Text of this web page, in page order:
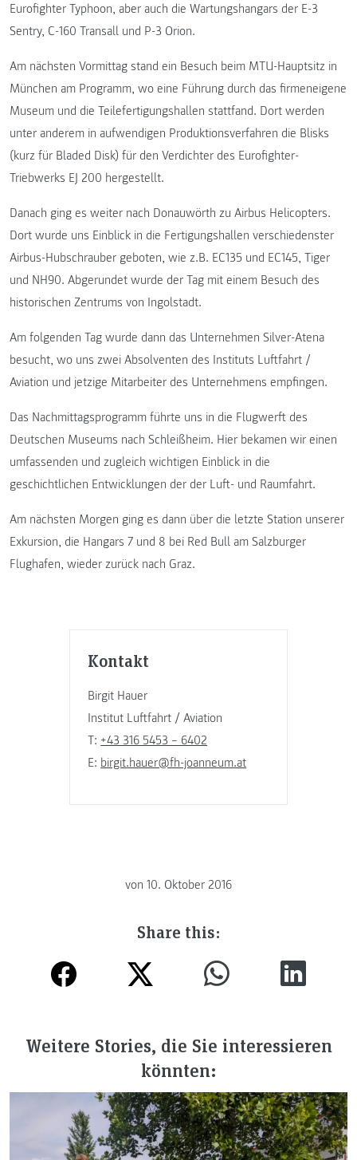
Kontakt
Birgit Hauer
Institut Luftfahrt / Aviation
T: +43 316 5453 – 6402
E: birgit.hauer@fh-joanneum.at
Eurofighter Typhoon, aber auch die Wartungshangars der E-3
Sentry, C-160 Transall und P-3 Orion.
Am nächsten Vormittag stand ein Besuch beim MTU-Hauptsitz in
München am Programm, wo eine Führung durch das firmeneigene
Museum und die Teilefertigungshallen stattfand. Dort werden
unter anderem in aufwendigen Produktionsverfahren die Blisks
(kurz für Bladed Disk) für den Verdichter des Eurofighter-
Triebwerks EJ 200 hergestellt.
Danach ging es weiter nach Donauwörth zu Airbus Helicopters.
Dort wurde uns Einblick in die Fertigungshallen verschiedenster
Airbus-Hubschrauber geboten, wie z.B. EC135 und EC145, Tiger
und NH90. Abgerundet wurde der Tag mit einem Besuch des
historischen Zentrums von Ingolstadt.
Am folgenden Tag wurde dann das Unternehmen Silver-Atena
besucht, wo uns zwei Absolventen des Instituts Luftfahrt /
Aviation und jetzige Mitarbeiter des Unternehmens empfingen.
Das Nachmittagsprogramm führte uns in die Flugwerft des
Deutschen Museums nach Schleißheim. Hier bekamen wir einen
umfassenden und zugleich wichtigen Einblick in die
geschichtlichen Entwicklungen der der Luft- und Raumfahrt.
Am nächsten Morgen ging es dann über die letzte Station unserer
Exkursion, die Hangars 7 und 8 bei Red Bull am Salzburger
Flughafen, wieder zurück nach Graz.
von 10. Oktober 2016
Share this:
Weitere Stories, die Sie interessieren
könnten: